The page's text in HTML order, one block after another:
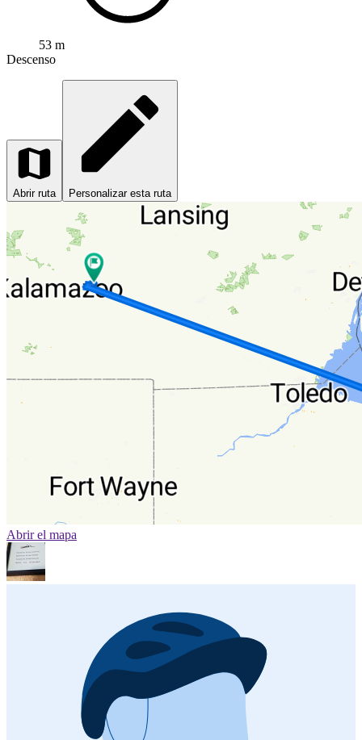
53 m
Descenso
Abrir ruta Personalizar esta ruta
Abrir el mapa